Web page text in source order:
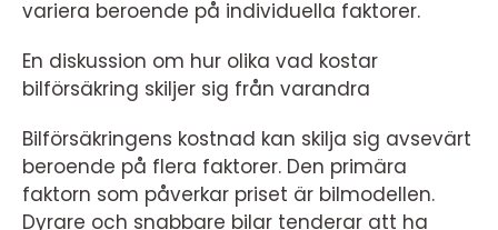
variera beroende på individuella faktorer.
En diskussion om hur olika vad kostar
bilförsäkring skiljer sig från varandra
Bilförsäkringens kostnad kan skilja sig avsevärt
beroende på flera faktorer. Den primära
faktorn som påverkar priset är bilmodellen.
Dyrare och snabbare bilar tenderar att ha